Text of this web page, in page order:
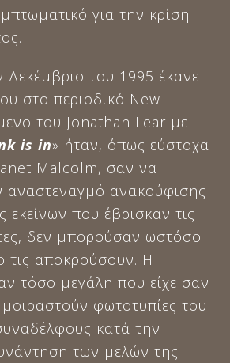
για την κρίση
Δεκέμβριο του 1995 έκανε
στο περιοδικό New
του Jonathan Lear με
is in» ήταν, όπως εύστοχα
Malcolm, σαν να
αναστεναγμό ανακούφισης
εκείνων που έβρισκαν τις
δεν μπορούσαν ωστόσο
τις αποκρούσουν. Η
τόσο μεγάλη που είχε σαν
φωτοτυπίες του
κατά την
των μελών της